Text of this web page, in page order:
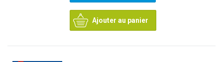
Ajouter au panier